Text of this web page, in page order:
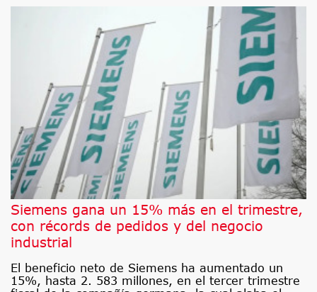
Siemens gana un 15% más en el trimestre,
con récords de pedidos y del negocio
industrial
El beneficio neto de Siemens ha aumentado un
15%, hasta 2. 583 millones, en el tercer trimestre